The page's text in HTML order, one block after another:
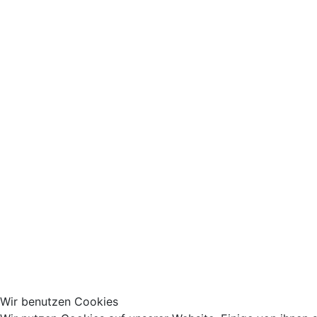
Wir benutzen Cookies